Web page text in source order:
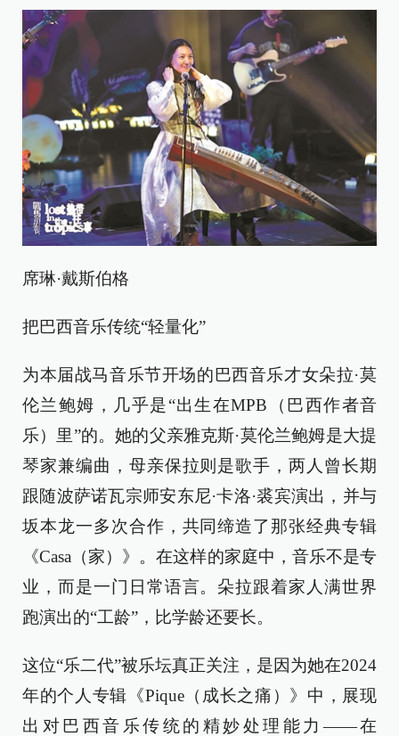
席琳·戴斯伯格
把巴西音乐传统“轻量化”
为本届战马音乐节开场的巴西音乐才女朵拉·莫
伦兰鲍姆，几乎是“出生在MPB（巴西作者音
乐）里”的。她的父亲雅克斯·莫伦兰鲍姆是大提
琴家兼编曲，母亲保拉则是歌手，两人曾长期
跟随波萨诺瓦宗师安东尼·卡洛·裘宾演出，并与
坂本龙一多次合作，共同缔造了那张经典专辑
《Casa（家）》。在这样的家庭中，音乐不是专
业，而是一门日常语言。朵拉跟着家人满世界
跑演出的“工龄”，比学龄还要长。
这位“乐二代”被乐坛真正关注，是因为她在2024
年的个人专辑《Pique（成长之痛）》中，展现
出对巴西音乐传统的精妙处理能力——在